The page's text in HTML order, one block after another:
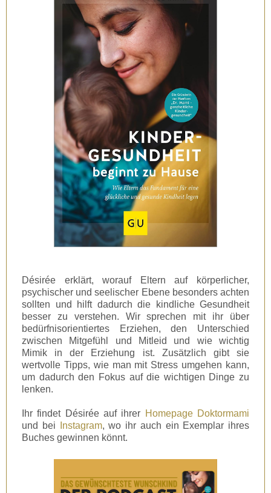
Désirée erklärt, worauf Eltern auf körperlicher,
psychischer und seelischer Ebene besonders achten
sollten und hilft dadurch die kindliche Gesundheit
besser zu verstehen. Wir sprechen mit ihr über
bedürfnisorientiertes Erziehen, den Unterschied
zwischen Mitgefühl und Mitleid und wie wichtig
Mimik in der Erziehung ist. Zusätzlich gibt sie
wertvolle Tipps, wie man mit Stress umgehen kann,
um dadurch den Fokus auf die wichtigen Dinge zu
lenken.
Ihr findet Désirée auf ihrer Homepage Doktormami
und bei
Instagram, wo ihr auch ein Exemplar ihres
Buches gewinnen könnt.